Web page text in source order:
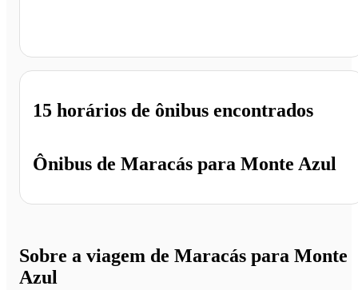
Ônibus de Maracás para Monte Azul
15 horários de ônibus encontrados
Sobre a viagem de Maracás para Monte
Azul